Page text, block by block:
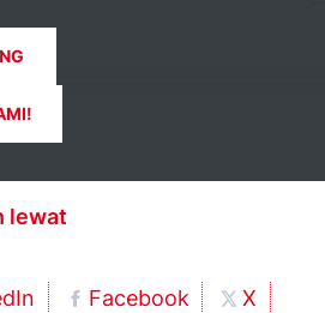
lewat
Facebook
X